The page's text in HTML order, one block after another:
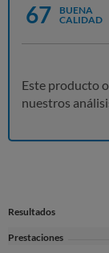
67
BUENA
CALIDAD
Este producto
nuestros
Resultados
Prestaciones